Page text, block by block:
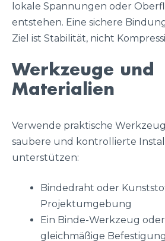
lokale Spannungen oder
entstehen. Eine sichere
Ziel ist Stabilität, nicht
Werkzeuge und
Materialien
Verwende praktische
saubere und kontrollierte
unterstützen:
Bindedraht oder
Projektumgebung
Ein Binde-Werkzeug
gleichmäßige Befestigung